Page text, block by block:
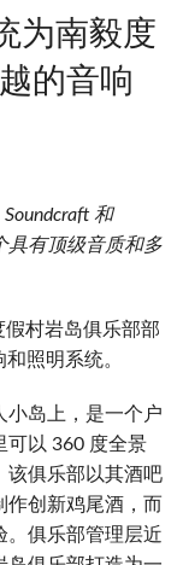
为南毅度
的音响
Soundcraft和
具有顶级音质和多
假村岩岛俱乐部部
照明系统。
小岛上，是一个户
可以 360 度全景
该俱乐部以其酒吧
作创新鸡尾酒，而
。俱乐部管理层近